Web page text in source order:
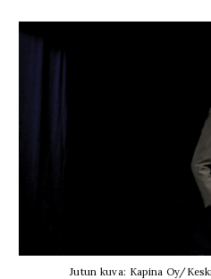
Jutun kuva: Kapina Oy/